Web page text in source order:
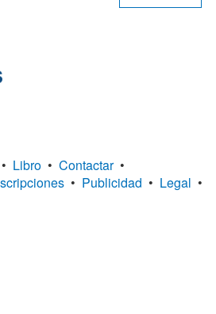
• Libro • Contactar •
• Publicidad • Legal •